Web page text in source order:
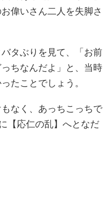
偉いさん二人を失脚さ
タぶりを見て、「お前
ちなんだよ」と、当時
たことでしょう。
なく、あっちこっちで
【応仁の乱】へとなだ